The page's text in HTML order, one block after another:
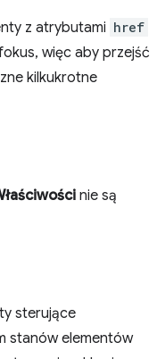
z atrybutami href
więc aby przejść
kilkukrotne
nie są
sterujące
stanów elementów